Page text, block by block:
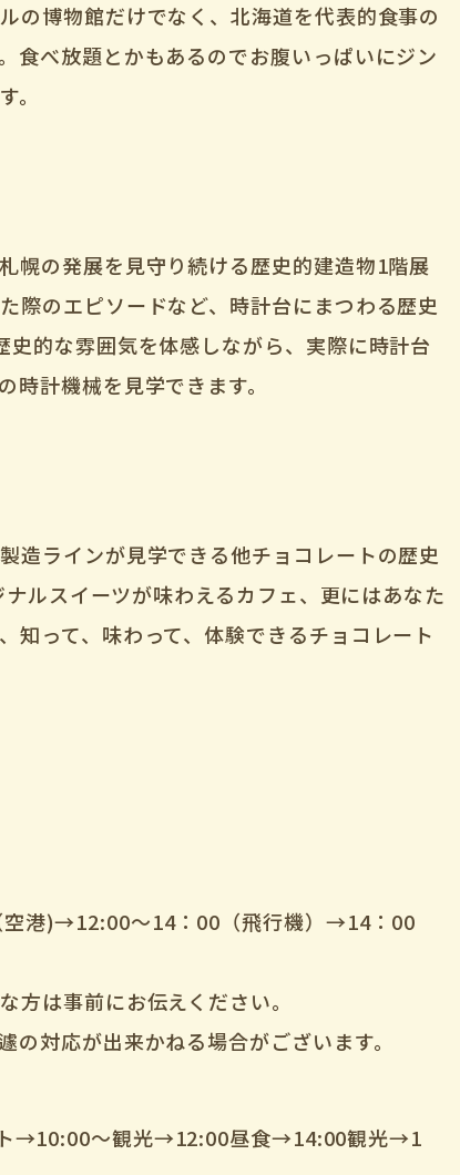
の博物館だけでなく、北海道を代表的食事の
食べ放題とかもあるのでお腹いっぱいにジン
。
幌の発展を見守り続ける歴史的建造物1階展
際のエピソードなど、時計台にまつわる歴史
的な雰囲気を体感しながら、実際に時計台
計機械を見学できます。
造ラインが見学できる他チョコレートの歴史
ルスイーツが味わえるカフェ、更にはあなた
知って、味わって、体験できるチョコレート
港)→12:00～14：00（飛行機）→14：00
は事前にお伝えください。
対応が出来かねる場合がございます。
→10:00～観光→12:00昼食→14:00観光→1